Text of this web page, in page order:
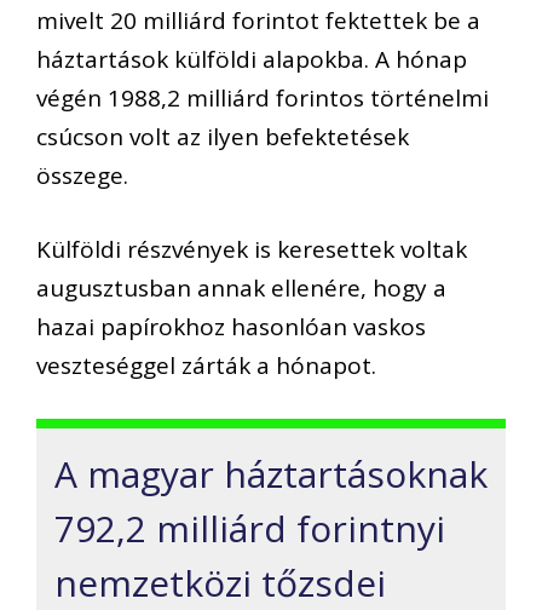
mivelt 20 milliárd forintot fektettek be a
háztartások külföldi alapokba. A hónap
végén 1988,2 milliárd forintos történelmi
csúcson volt az ilyen befektetések
összege.
Külföldi részvények is keresettek voltak
augusztusban annak ellenére, hogy a
hazai papírokhoz hasonlóan vaskos
veszteséggel zárták a hónapot.
A magyar háztartásoknak
792,2 milliárd forintnyi
nemzetközi tőzsdei